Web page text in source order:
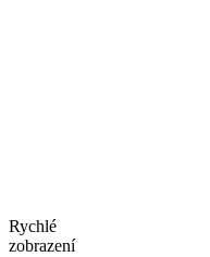
Rychlé
zobrazení